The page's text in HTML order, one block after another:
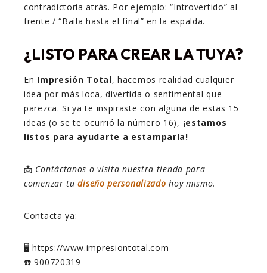
contradictoria atrás. Por ejemplo: “Introvertido” al
frente / “Baila hasta el final” en la espalda.
¿LISTO PARA CREAR LA TUYA?
En Impresión Total, hacemos realidad cualquier
idea por más loca, divertida o sentimental que
parezca. Si ya te inspiraste con alguna de estas 15
ideas (o se te ocurrió la número 16), ¡estamos
listos para ayudarte a estamparla!
📩 Contáctanos o visita nuestra tienda para
comenzar tudiseño personalizado hoy mismo.
Contacta ya:
🖥️ https://www.impresiontotal.com
☎️ 900720319